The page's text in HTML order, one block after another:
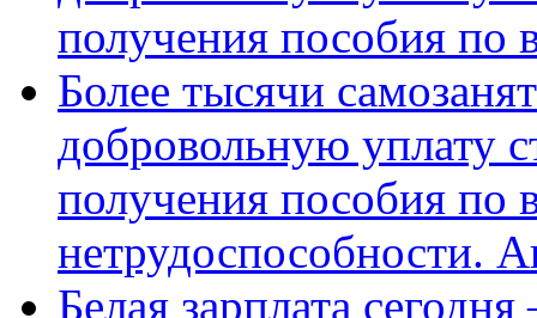
получения пособия по
Более тысячи
добровольную уплату
получения пособия по
нетрудоспособности.
Белая зарплата